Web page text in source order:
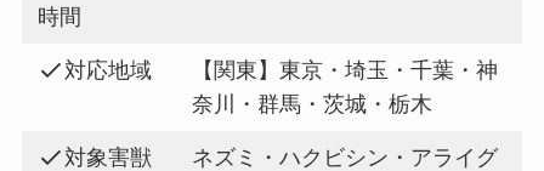
時間
対応地域
【関東】東京・埼玉・千葉・神
奈川・群馬・茨城・栃木
対象害獣
ネズミ・ハクビシン・アライグ